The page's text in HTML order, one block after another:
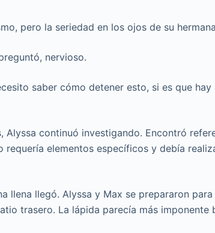
pero la seriedad en los ojos de su
nervioso.
saber cómo detener esto, si es que
Alyssa continuó investigando. Encontró
requería elementos específicos y debía
llena llegó. Alyssa y Max se prepararon
trasero. La lápida parecía más imponente